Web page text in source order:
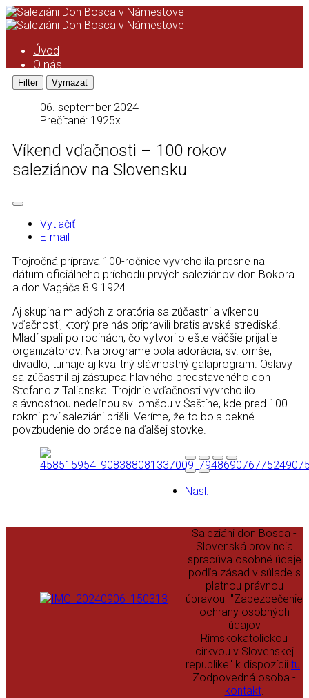
Úvod
O nás
Saleziáni don Bosca
História saleziánskeho diela na
Orave
Kronika
Kalendár
ASC
Kronika ASC
Úvod
Formácia ZMP
Pravidlá ZMP
Animácia ZMP
Zo života strediska
Čo pripravujeme
Kontakt
06. september 2024
Prečítané: 1925x
Víkend vďačnosti – 100 rokov
saleziánov na Slovensku
Vytlačiť
E-mail
Trojročná príprava 100-ročnice vyvrcholila presne na
dátum oficiálneho príchodu prvých saleziánov don Bokora
a don Vagáča 8.9.1924.
Aj skupina mladých z oratória sa zúčastnila víkendu
vďačnosti, ktorý pre nás pripravili bratislavské strediská.
Mladí spali po rodinách, čo vytvorilo ešte väčšie prijatie
organizátorov. Na programe bola adorácia, sv. omše,
divadlo, turnaje aj kvalitný slávnostný galaprogram. Oslavy
sa zúčastnil aj zástupca hlavného predstaveného don
Stefano z Talianska. Trojdnie vďačnosti vyvrcholilo
slávnostnou nedeľnou sv. omšou v Šaštíne, kde pred 100
rokmi prví saleziáni prišli. Veríme, že to bola pekné
povzbudenie do práce na ďalšej stovke.
Nasl.
Saleziáni don Bosca -
Slovenská provincia
spracúva osobné údaje
podľa zásad v súlade s
platnou právnou
úpravou "Zabezpečenie
ochrany osobných
údajov
Rímskokatolíckou
cirkvou v Slovenskej
republike" k dispozícii tu.
Zodpovedná osoba -
kontakt.